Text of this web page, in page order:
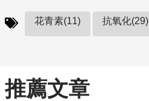
花青素(11) 抗氧化(29)
推薦文章